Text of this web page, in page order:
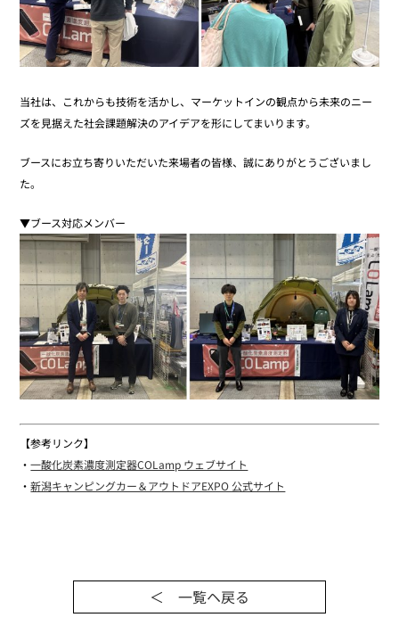
当社は、これからも技術を活かし、マーケットインの観点から未来のニー
ズを見据えた社会課題解決のアイデアを形にしてまいります。
ブースにお立ち寄りいただいた来場者の皆様、誠にありがとうございまし
た。
▼ブース対応メンバー
【参考リンク】
・一酸化炭素濃度測定器COLamp ウェブサイト
・新潟キャンピングカー＆アウトドアEXPO 公式サイト
＜ 一覧ヘ戻る